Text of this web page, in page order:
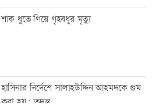
শাক ধুতে গিয়ে গৃহবধূর মৃত্যু
হাসিনার নির্দেশে সালাহউদ্দিন আহমদকে গুম
করা হয়: তদন্ত